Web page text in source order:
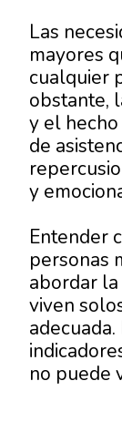
Las
mayores
cualquier
obstante,
y el
de
y
Entender
personas
abordar
viven
no puede